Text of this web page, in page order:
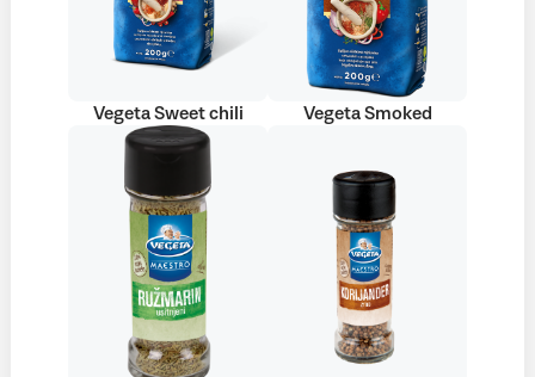
Vegeta Sweet chili Vegeta Smoked